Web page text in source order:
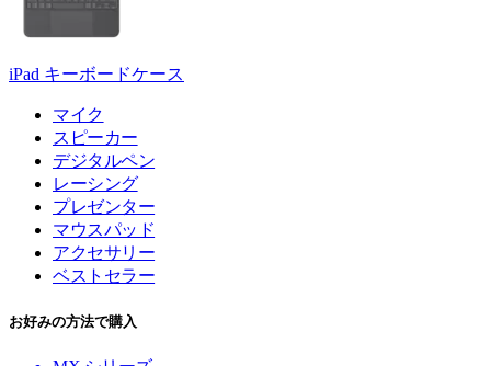
iPad キーボードケース
マイク
スピーカー
デジタルペン
レーシング
プレゼンター
マウスパッド
アクセサリー
ベストセラー
お好みの方法で購入